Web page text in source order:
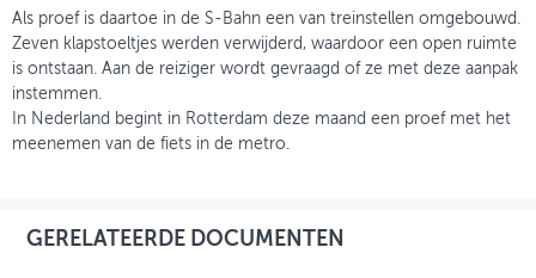
MIJN PROFIEL
GEBRUIKER
Als proef is daartoe in de S-Bahn een van treinstellen omgebouwd.
Zeven klapstoeltjes werden verwijderd, waardoor een open ruimte
is ontstaan. Aan de reiziger wordt gevraagd of ze met deze aanpak
instemmen.
In Nederland begint in Rotterdam deze maand een proef met het
meenemen van de fiets in de metro.
GERELATEERDE DOCUMENTEN